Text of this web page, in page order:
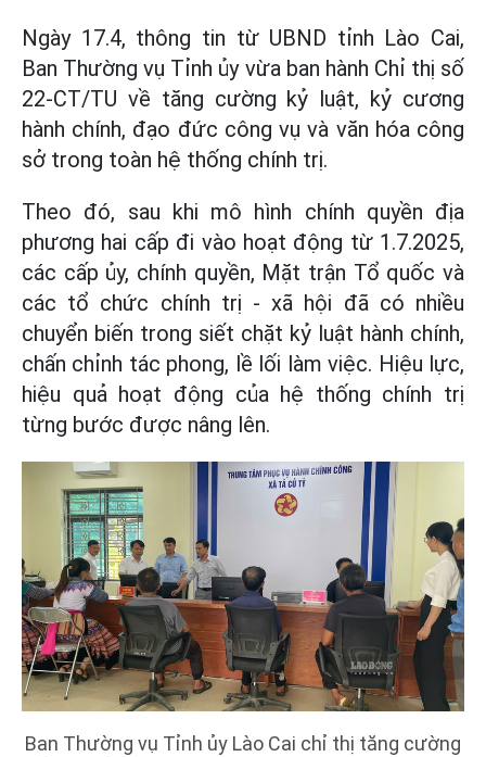
Ngày 17.4, thông tin từ UBND tỉnh Lào Cai,
Ban Thường vụ Tỉnh ủy vừa ban hành Chỉ thị số
22-CT/TU về tăng cường kỷ luật, kỷ cương
hành chính, đạo đức công vụ và văn hóa công
sở trong toàn hệ thống chính trị.
Theo đó, sau khi mô hình chính quyền địa
phương hai cấp đi vào hoạt động từ 1.7.2025,
các cấp ủy, chính quyền, Mặt trận Tổ quốc và
các tổ chức chính trị - xã hội đã có nhiều
chuyển biến trong siết chặt kỷ luật hành chính,
chấn chỉnh tác phong, lề lối làm việc. Hiệu lực,
hiệu quả hoạt động của hệ thống chính trị
từng bước được nâng lên.
Ban Thường vụ Tỉnh ủy Lào Cai chỉ thị tăng cường